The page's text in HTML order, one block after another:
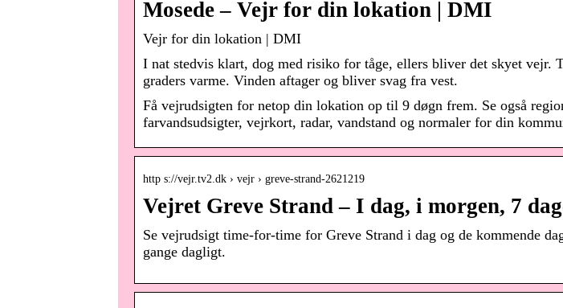
Mosede – Vejr for din lokation | DMI
Vejr for din lokation | DMI
I nat stedvis klart, dog med risiko for tåge, ellers bliver det skyet vejr.
graders varme. Vinden aftager og bliver svag fra vest.
Få vejrudsigten for netop din lokation op til 9 døgn frem. Se også
farvandsudsigter, vejrkort, radar, vandstand og normaler for din
http s://vejr.tv2.dk › vejr › greve-strand-2621219
Vejret Greve Strand – I dag, i morgen, 7
Se vejrudsigt time-for-time for Greve Strand i dag og de kommende
gange dagligt.